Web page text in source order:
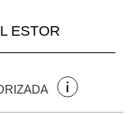
ESTOR